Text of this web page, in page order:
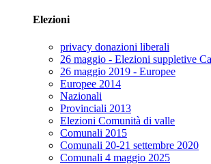
Elezioni
privacy donazioni liberali
26 maggio - Elezioni suppletive
26 maggio 2019 - Europee
Europee 2014
Nazionali
Provinciali 2013
Elezioni Comunità di valle
Comunali 2015
Comunali 20-21 settembre 2020
Comunali 4 maggio 2025